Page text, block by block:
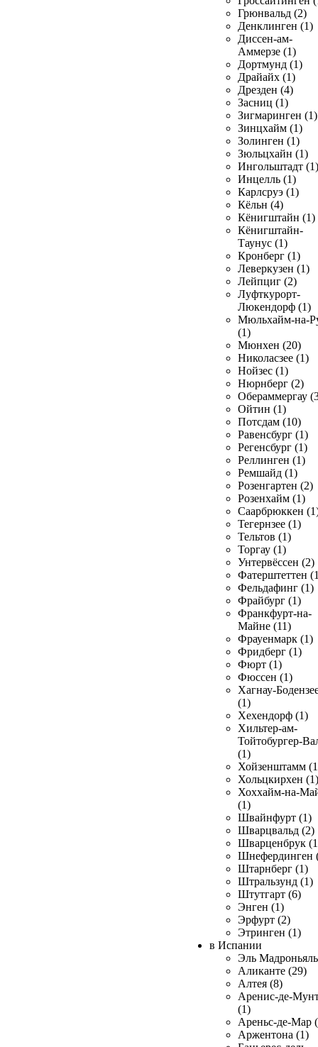
Грюнвальд (2)
Денклинген (1)
Диссен-ам-
Аммерзе (1)
Дортмунд (1)
Драйайх (1)
Дрезден (4)
Засниц (1)
Зигмаринген (1)
Зинцхайм (1)
Золинген (1)
Зюльцхайн (1)
Ингольштадт (1)
Инцелль (1)
Карлсруэ (1)
Кёльн (4)
Кёнигштайн (1)
Кёнигштайн-
Таунус (1)
Кронберг (1)
Леверкузен (1)
Лейпциг (2)
Луфткурорт-
Люкендорф (1)
Мюльхайм-на-
(1)
Мюнхен (20)
Николасзее (1)
Нойзес (1)
Нюрнберг (2)
Обераммергау
Ойтин (1)
Потсдам (10)
Равенсбург (1)
Регенсбург (1)
Реллинген (1)
Ремшайд (1)
Розенгартен (2)
Розенхайм (1)
Саарбрюккен
Тегернзее (1)
Тельтов (1)
Торгау (1)
Унтервёссен (2)
Фатерштеттен
Фельдафинг (1)
Фрайбург (1)
Франкфурт-на-
Майне (11)
Фрауенмарк (1)
Фридберг (1)
Фюрт (1)
Фюссен (1)
Хагнау-
(1)
Хехендорф (1)
Хильтер-ам-
Тойтобургер-
(1)
Хойзенштамм
Хольцкирхен (1)
Хоххайм-на-
(1)
Швайнфурт (1)
Шварцвальд (2)
Шварценбрук
Шнефердинген
Штарнберг (1)
Штральзунд (1)
Штутгарт (6)
Энген (1)
Эрфурт (2)
Этринген (1)
в Испании
Эль
Аликанте (29)
Алтея (8)
Аренис-де-
(1)
Ареньс-де-Мар
Аржентона (1)